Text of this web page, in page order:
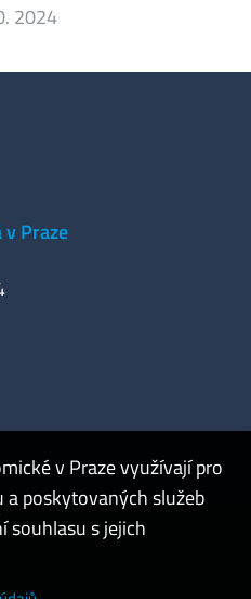
2024
Praze
v Praze využívají pro
poskytovaných služeb
souhlasu s jejich